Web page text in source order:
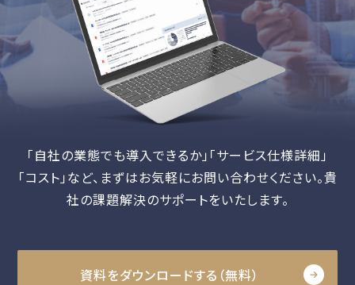
「自社の業態でも導入できるか」「サービス仕様詳細」
「コスト」など、 まずはお気軽にお問い合わせください。貴
社の課題解決のサポートをいたします。
資料をダウンロードする（無料）